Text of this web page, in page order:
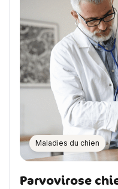
Maladies du chien
Parvovirose